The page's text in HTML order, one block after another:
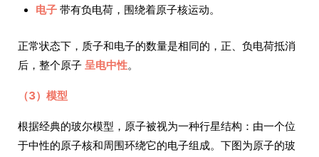
电子 带有负电荷，围绕着原子核运动。
正常状态下，质子和电子的数量是相同的，正、负电荷抵消
后，整个原子 呈电中性。
（3）模型
根据经典的玻尔模型，原子被视为一种行星结构：由一个位
于中性的原子核和周围环绕它的电子组成。下图为原子的玻